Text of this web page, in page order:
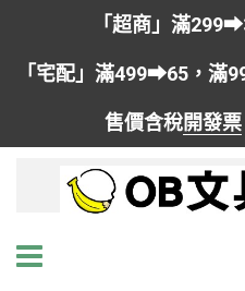
「超商」滿
「宅配」滿499➡65，滿
售價含稅開發票